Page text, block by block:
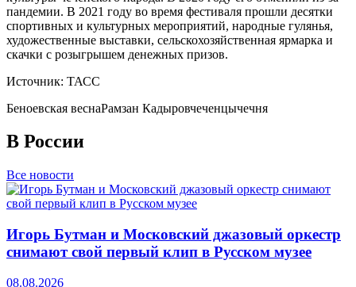
пандемии. В 2021 году во время фестиваля прошли десятки
спортивных и культурных мероприятий, народные гулянья,
художественные выставки, сельскохозяйственная ярмарка и
скачки с розыгрышем денежных призов.
Источник: ТАСС
Беноевская веснаРамзан Кадыровчеченцычечня
В России
Все новости
Игорь Бутман и Московский джазовый оркестр
снимают свой первый клип в Русском музее
08.08.2026